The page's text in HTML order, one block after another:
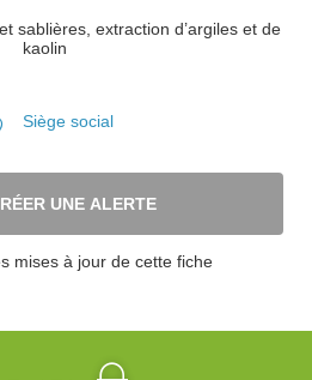
sablières, extraction d’argiles et de
kaolin
Siège social
UNE ALERTE
mises à jour de cette fiche